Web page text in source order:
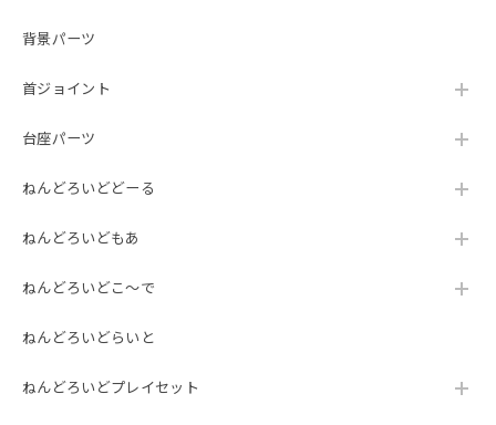
背景パーツ
首ジョイント
台座パーツ
ねんどろいどどーる
ねんどろいどもあ
ねんどろいどこ～で
ねんどろいどらいと
ねんどろいどプレイセット